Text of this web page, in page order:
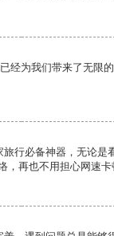
经为我们带来了无限
行必备神器，无论是
，再也不用担心网速卡